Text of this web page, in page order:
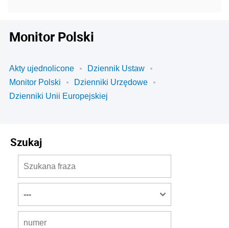
Monitor Polski
Akty ujednolicone
Dziennik Ustaw
Monitor Polski
Dzienniki Urzędowe
Dzienniki Unii Europejskiej
Szukaj